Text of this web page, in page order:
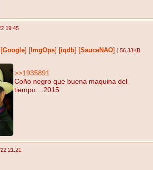
19:45
Google ImgOps iqdb SauceNAO ( 56.33KB
>>1935891
Coño negro que buena maquina del
tiempo....2015
21:21